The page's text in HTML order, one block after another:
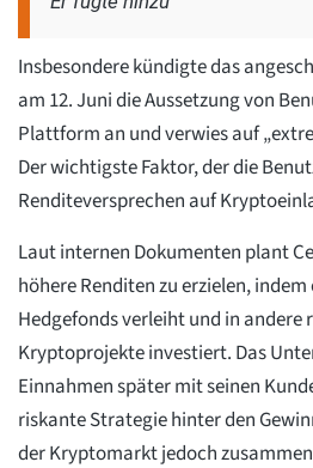
Insbesondere kündigte das
am 12. Juni die Aussetzung von
Plattform an und verwies auf
Der wichtigste Faktor, der die
Renditeversprechen auf
Laut internen Dokumenten plant
höhere Renditen zu erzielen,
Hedgefonds verleiht und in andere
Kryptoprojekte investiert. Das
Einnahmen später mit seinen
riskante Strategie hinter den
der Kryptomarkt jedoch